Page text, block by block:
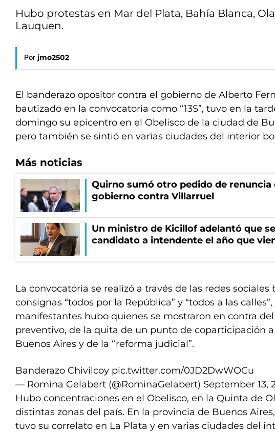
Hubo protestas en Mar del Plata, Bahía Blanca,
Lauquen.
Por jmo2502
El banderazo opositor contra el gobierno de Alberto
bautizado en la convocatoria como “13S”, tuvo en la
domingo su epicentro en el Obelisco de la ciudad de
pero también se sintió en varias ciudades del interior
Más noticias
Quirno sumó otro pedido de renuncia
gobierno contra Villarruel
Un ministro de Kicillof adelantó que
candidato a intendente el año que
La convocatoria se realizó a través de las redes sociales
consignas “todos por la República” y “todos a las
manifestantes hubo quienes se mostraron en contra
preventivo, de la quita de un punto de coparticipación
Buenos Aires y de la “reforma judicial”.
Banderazo Chivilcoy pic.twitter.com/0JD2DwWOCu
— Romina Gelabert (@RominaGelabert) September 13,
Hubo concentraciones en el Obelisco, en la Quinta de
distintas zonas del país. En la provincia de Buenos
tuvo su correlato en La Plata y en varias ciudades del